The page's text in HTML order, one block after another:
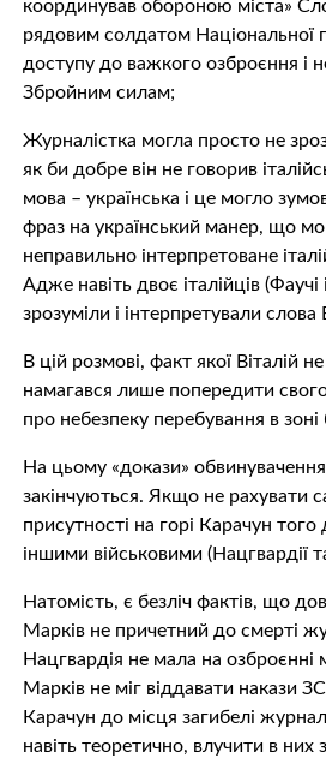
координував обороною міста»
рядовим солдатом Національної
доступу до важкого озброєння і
Збройним силам;
Журналістка могла просто не
як би добре він не говорив
мова – українська і це могло
фраз на український манер, що
неправильно інтерпретоване
Адже навіть двоє італійців
зрозуміли і інтерпретували слова
В цій розмові, факт якої Віталій
намагався лише попередити
про небезпеку перебування в зоні
На цьому «докази» обвинувачення
закінчуються. Якщо не рахувати
присутності на горі Карачун
іншими військовими (Нацгвардії
Натомість, є безліч фактів, що
Марків не причетний до смерті
Нацгвардія не мала на озброєнні
Марків не міг віддавати накази
Карачун до місця загибелі
навіть теоретично, влучити в них